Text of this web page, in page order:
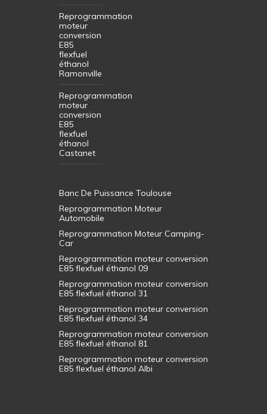
Reprogrammation
moteur
conversion
E85
flexfuel
éthanol
Ramonville
Reprogrammation
moteur
conversion
E85
flexfuel
éthanol
Castanet
Banc De Puissance Toulouse
Reprogrammation Moteur
Automobile
Reprogrammation Moteur Camping-
Car
Reprogrammation moteur conversion
E85 flexfuel éthanol 09
Reprogrammation moteur conversion
E85 flexfuel éthanol 31
Reprogrammation moteur conversion
E85 flexfuel éthanol 34
Reprogrammation moteur conversion
E85 flexfuel éthanol 81
Reprogrammation moteur conversion
E85 flexfuel éthanol Albi